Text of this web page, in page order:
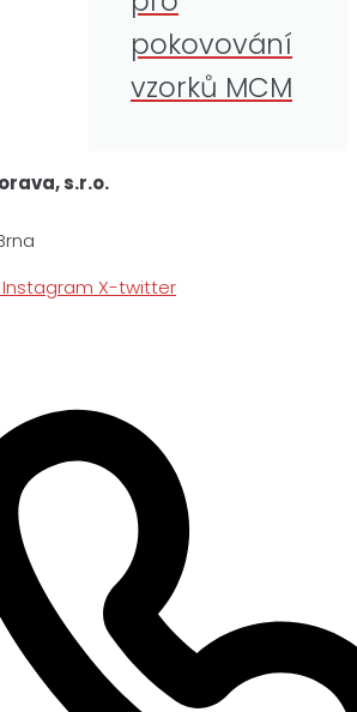
pokovování
vzorků MCM
s.r.o.
Instagram X-twitter